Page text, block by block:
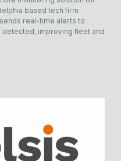
based tech firm
real-time alerts to
improving fleet and